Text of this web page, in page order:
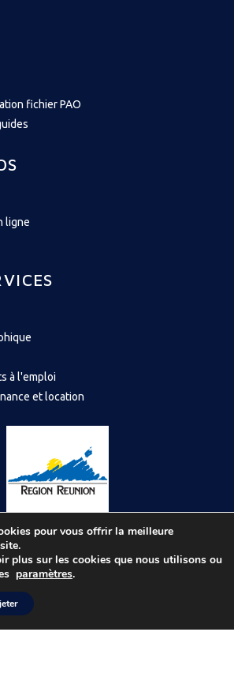
fichier PAO
ligne
à l'emploi
et location
de la Région Réunion
pour vous offrir la meilleure
plus sur les cookies que nous utilisons ou
paramètres.